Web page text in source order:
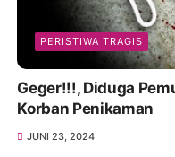
PERISTIWA TRAGIS
Geger!!!, Diduga
Korban Penikaman
JUNI 23, 2024